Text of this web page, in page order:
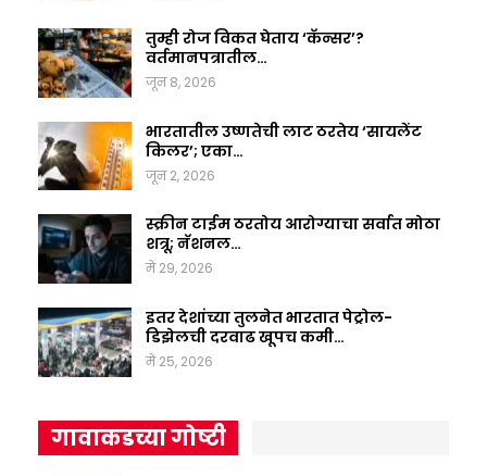
तुम्ही रोज विकत घेताय ‘कॅन्सर’?
वर्तमानपत्रातील…
जून 8, 2026
भारतातील उष्णतेची लाट ठरतेय ‘सायलेंट
किलर’; एका…
जून 2, 2026
स्क्रीन टाईम ठरतोय आरोग्याचा सर्वात मोठा
शत्रू; नॅशनल…
मे 29, 2026
इतर देशांच्या तुलनेत भारतात पेट्रोल-
डिझेलची दरवाढ खूपच कमी…
मे 25, 2026
गावाकडच्या गोष्टी